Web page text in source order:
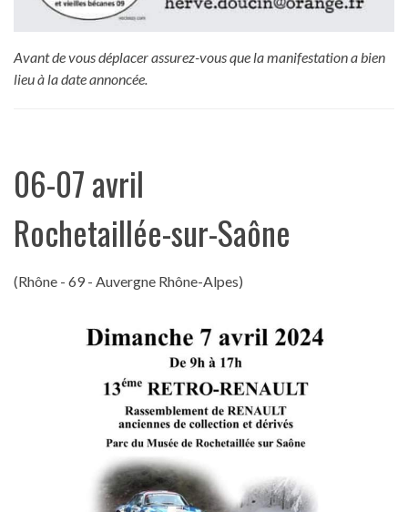
Avant de vous déplacer assurez-vous que la manifestation a bien
lieu à la date annoncée.
06-07 avril
Rochetaillée-sur-Saône
(Rhône - 69 - Auvergne Rhône-Alpes)